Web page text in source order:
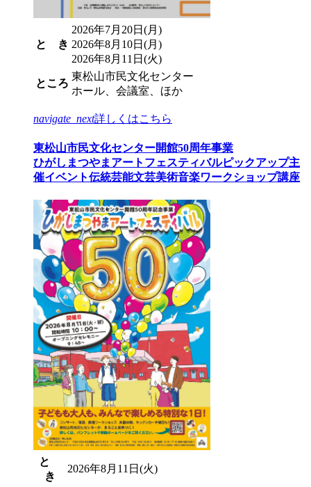
と き
2026年7月20日(月)
2026年8月10日(月)
2026年8月11日(火)
ところ
東松山市民文化センター
ホール、会議室、ほか
navigate_next詳しくはこちら
東松山市民文化センター開館50周年事業
ひがしまつやまアートフェスティバルピックアップ主
催イベント伝統芸能文芸美術音楽ワークショップ講座
と
き
2026年8月11日(火)